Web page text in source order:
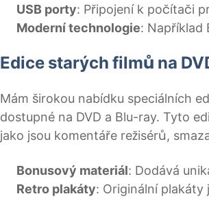
USB porty: Připojení k počítači
Moderní technologie: Například
Edice starých filmů na
Mám širokou nabídku speciálních
dostupné na DVD a Blu-ray. Tyto
jako jsou komentáře režisérů,
Bonusový materiál: Dodává
Retro plakáty: Originální plakáty